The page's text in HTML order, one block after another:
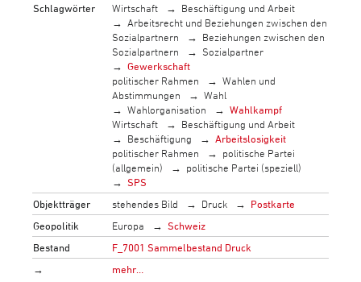
Schlagwörter
Wirtschaft
Beschäftigung und Arbeit
Arbeitsrecht und Beziehungen zwischen den
Sozialpartnern
Beziehungen zwischen den
Sozialpartnern
Sozialpartner
Gewerkschaft
politischer Rahmen
Wahlen und
Abstimmungen
Wahl
Wahlorganisation
Wahlkampf
Wirtschaft
Beschäftigung und Arbeit
Beschäftigung
Arbeitslosigkeit
politischer Rahmen
politische Partei
(allgemein)
politische Partei (speziell)
SPS
Objektträger
stehendes Bild Druck
Postkarte
Geopolitik
Europa
Schweiz
Bestand
F_7001 Sammelbestand Druck
→
mehr…